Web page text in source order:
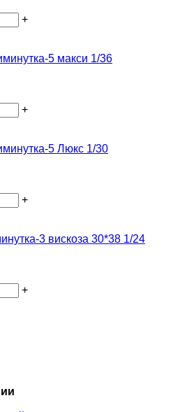
+
5 макси 1/36
+
5 Люкс 1/30
+
3 вискоза 30*38 1/24
+